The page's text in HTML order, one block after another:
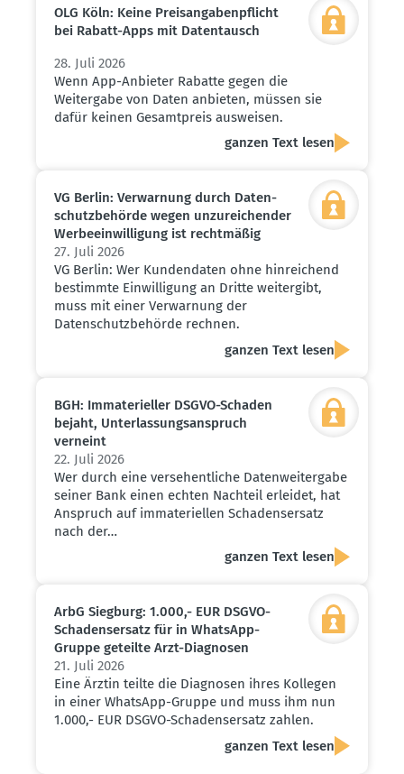
OLG Köln: Keine Preis­an­ga­ben­pflicht
bei Rabatt-Apps mit Daten­tausch
28. Juli 2026
Wenn App-Anbieter Rabatte gegen die
Weitergabe von Daten anbieten, müssen sie
dafür keinen Gesamtpreis ausweisen.
ganzen Text lesen
VG Berlin: Verwarnung durch Daten­
schutz­be­hörde wegen unzurei­chender
Werbe­ein­wil­ligung ist recht­mäßig
27. Juli 2026
VG Berlin: Wer Kundendaten ohne hinreichend
bestimmte Einwilligung an Dritte weitergibt,
muss mit einer Verwarnung der
Datenschutzbehörde rechnen.
ganzen Text lesen
BGH: Immate­ri­eller DSGVO-Schaden
bejaht, Unter­las­sungs­an­spruch
verneint
22. Juli 2026
Wer durch eine versehentliche Datenweitergabe
seiner Bank einen echten Nachteil erleidet, hat
Anspruch auf immateriellen Schadensersatz
nach der…
ganzen Text lesen
ArbG Siegburg: 1.000,- EUR DSGVO-
Schadens­ersatz für in WhatsApp-
Gruppe geteilte Arzt-Diagnosen
21. Juli 2026
Eine Ärztin teilte die Diagnosen ihres Kollegen
in einer WhatsApp-Gruppe und muss ihm nun
1.000,- EUR DSGVO-Schadensersatz zahlen.
ganzen Text lesen